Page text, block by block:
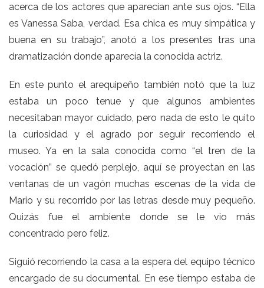
acerca de los actores que aparecían ante sus ojos. “Ella
es Vanessa Saba, verdad. Esa chica es muy simpática y
buena en su trabajo”, anotó a los presentes tras una
dramatización donde aparecía la conocida actriz.
En este punto el arequipeño también notó que la luz
estaba un poco tenue y que algunos ambientes
necesitaban mayor cuidado, pero nada de esto le quito
la curiosidad y el agrado por seguir recorriendo el
museo. Ya en la sala conocida como “el tren de la
vocación” se quedó perplejo, aquí se proyectan en las
ventanas de un vagón muchas escenas de la vida de
Mario y su recorrido por las letras desde muy pequeño.
Quizás fue el ambiente donde se le vio más
concentrado pero feliz.
Siguió recorriendo la casa a la espera del equipo técnico
encargado de su documental. En ese tiempo estaba de